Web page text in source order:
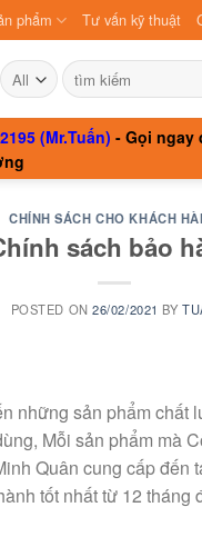
phẩm Tư vấn kỹ thuật
Search
for:
(Mr.Tuấn) - Gọi ngay
CHÍNH SÁCH CHO KHÁCH
sách bảo
POSTED ON26/02/2021 BY
những sản phẩm chất
Mỗi sản phẩm mà
Quân cung cấp đến
tốt nhất từ 12 tháng